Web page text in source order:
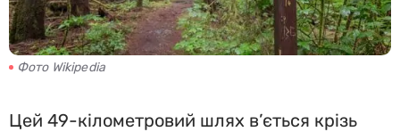
Фото Wikipedia
Цей 49-кілометровий шлях в’ється крізь